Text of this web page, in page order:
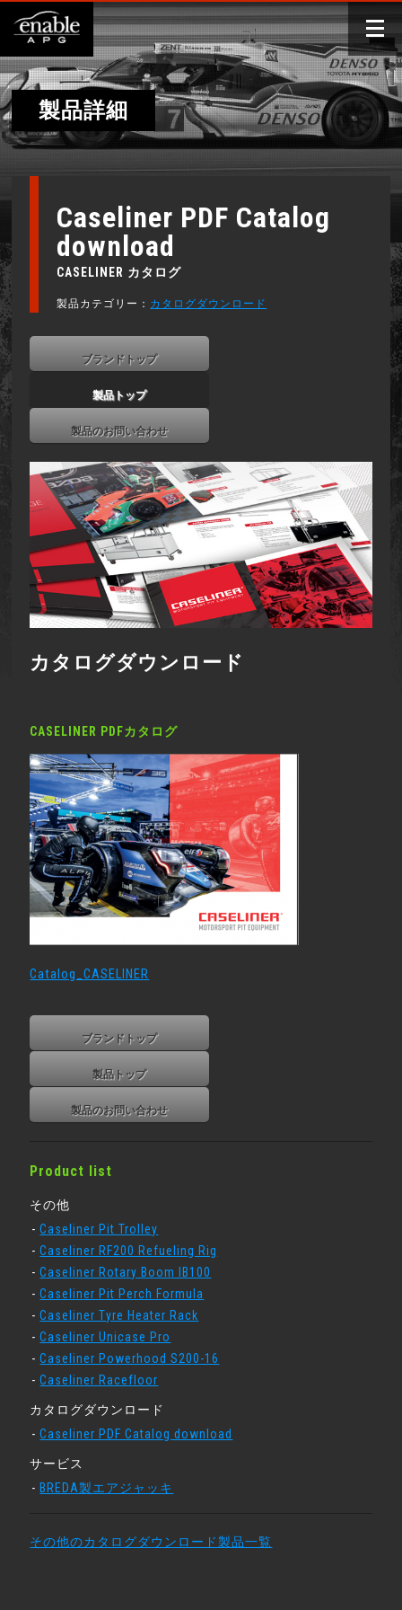
製品詳細
Caseliner PDF Catalog
download
CASELINER カタログ
製品カテゴリー： カタログダウンロード
ブランドトップ
製品トップ
製品のお問い合わせ
カタログダウンロード
CASELINER PDFカタログ
Catalog_CASELINER
ブランドトップ
製品トップ
製品のお問い合わせ
Product list
その他
Caseliner Pit Trolley
Caseliner RF200 Refueling Rig
Caseliner Rotary Boom IB100
Caseliner Pit Perch Formula
Caseliner Tyre Heater Rack
Caseliner Unicase Pro
Caseliner Powerhood S200-16
Caseliner Racefloor
カタログダウンロード
Caseliner PDF Catalog download
サービス
BREDA製エアジャッキ
その他のカタログダウンロード製品一覧